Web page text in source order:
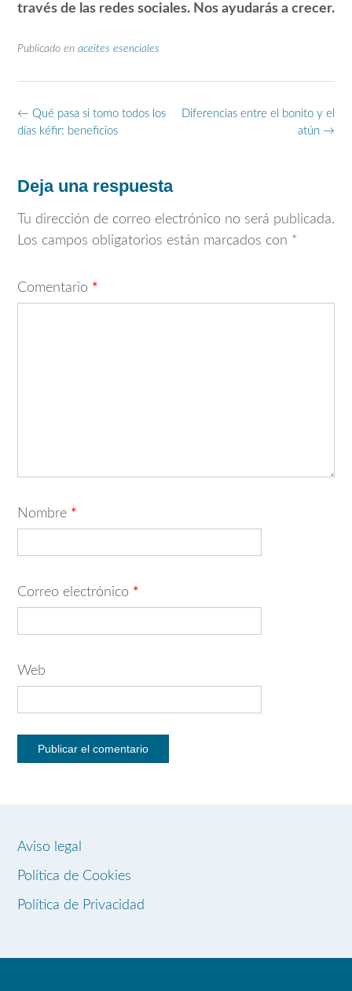
través de las redes sociales. Nos ayudarás a crecer.
Publicado en aceites esenciales
Navegación
de
Diferencias entre el bonito y el
atún →
← Qué pasa si tomo todos los
días kéfir: beneficios
Deja una respuesta
Tu dirección de correo electrónico no será publicada.
Los campos obligatorios están marcados con *
Comentario *
Nombre *
Correo electrónico *
Web
Aviso legal
Política de Cookies
Política de Privacidad